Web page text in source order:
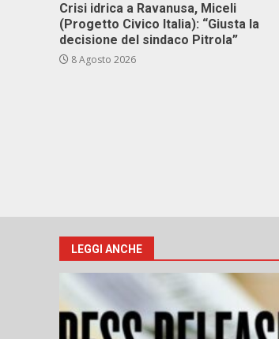
Crisi idrica a Ravanusa, Miceli
(Progetto Civico Italia): “Giusta la
decisione del sindaco Pitrola”
8 Agosto 2026
LEGGI ANCHE